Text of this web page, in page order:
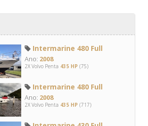
Intermarine 480 Full
Ano: 2008
2X Volvo Penta 435 HP (75)
Intermarine 480 Full
Ano: 2008
2X Volvo Penta 435 HP (717)